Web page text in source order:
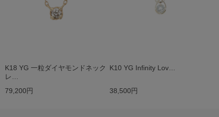
K18 YG 一粒ダイヤモンドネック
レ…
79,200円
K10 YG Infinity Lov…
38,500円